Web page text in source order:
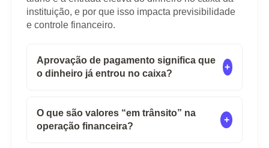
instituição, e por que isso impacta previsibilidade
e controle financeiro.
Aprovação de pagamento significa que
o dinheiro já entrou no caixa?
+
diferentes do processo financeiro. A
aprovação indica que a transação foi
O que são valores “em trânsito” na
operação financeira?
+